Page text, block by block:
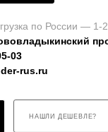
по России — 1-
03
rus.ru
НАШЛИ ДЕШЕВЛЕ?